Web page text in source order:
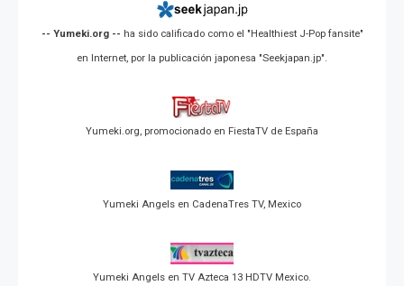
-- Yumeki.org -- ha sido calificado como el "Healthiest J-Pop fansite"
en Internet, por la publicación japonesa "Seekjapan.jp".
Yumeki.org, promocionado en FiestaTV de España
Yumeki Angels en CadenaTres TV, Mexico
Yumeki Angels en TV Azteca 13 HDTV Mexico.